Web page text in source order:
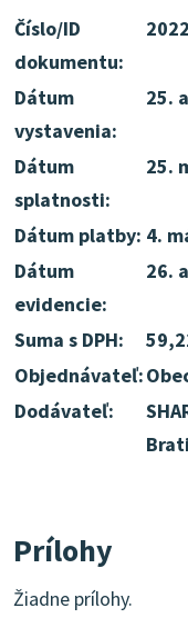
Číslo/ID
dokumentu:
Dátum
vystavenia:
25.
Dátum
splatnosti:
25.
Dátum platby: 4.
Dátum
evidencie:
26.
Suma s DPH:
Objednávateľ:
Dodávateľ:
Prílohy
Žiadne prílohy.